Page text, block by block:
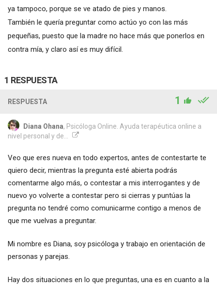
ya tampoco, porque se ve atado de pies y manos.
También le quería preguntar como actúo yo con las más
pequeñas, puesto que la madre no hace más que ponerlos en
contra mía, y claro así es muy difícil.
1 RESPUESTA
RESPUESTA 1
Diana Ohana, Psicóloga Online. Ayuda terapéutica online a
nivel personal y de...
Veo que eres nueva en todo expertos, antes de contestarte te
quiero decir, mientras la pregunta esté abierta podrás
comentarme algo más, o contestar a mis interrogantes y de
nuevo yo volverte a contestar pero si cierras y puntúas la
pregunta no tendré como comunicarme contigo a menos de
que me vuelvas a preguntar.
Mi nombre es Diana, soy psicóloga y trabajo en orientación de
personas y parejas.
Hay dos situaciones en lo que preguntas, una es en cuanto a la